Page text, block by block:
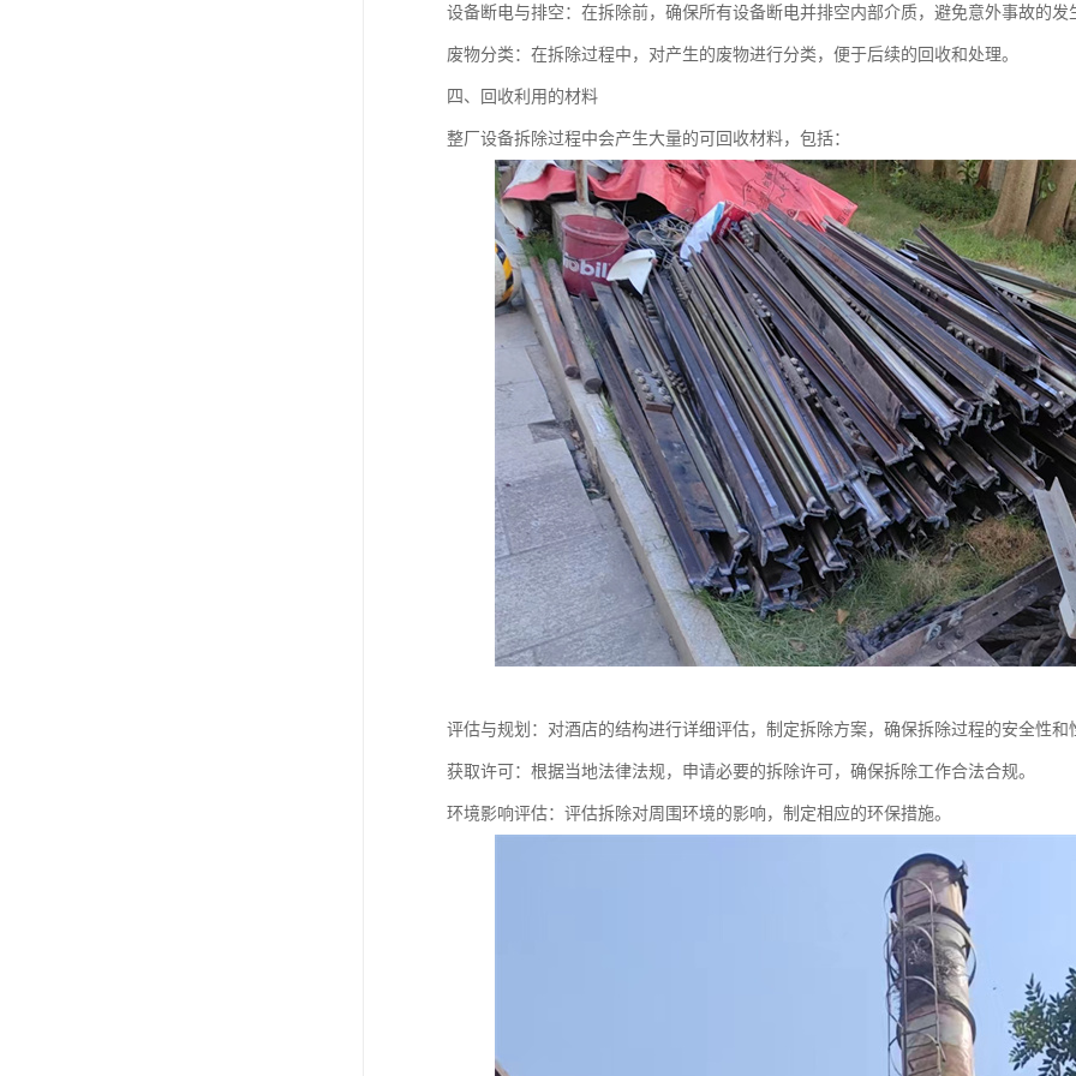
设备断电与排空：在拆除前，确保所有设备断电并排空内部介质，避免意外事故的发
废物分类：在拆除过程中，对产生的废物进行分类，便于后续的回收和处理。
四、回收利用的材料
整厂设备拆除过程中会产生大量的可回收材料，包括：
评估与规划：对酒店的结构进行详细评估，制定拆除方案，确保拆除过程的安全性和
获取许可：根据当地法律法规，申请必要的拆除许可，确保拆除工作合法合规。
环境影响评估：评估拆除对周围环境的影响，制定相应的环保措施。